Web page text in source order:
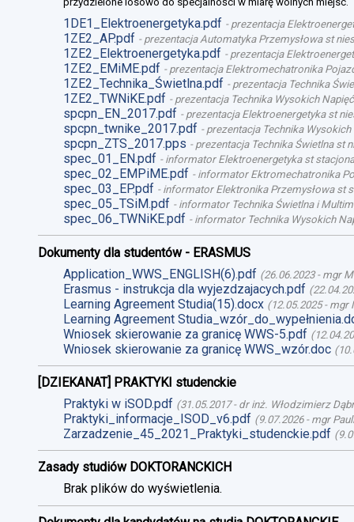
1DE1_Elektroenergetyka.pdf - prezentacja
1ZE2_AP.pdf - prezentacja Automatyka Przemysłowa st
1ZE2_Elektroenergetyka.pdf - prezentacja
1ZE2_EMiME.pdf - prezentacja Elektromechatronika
1ZE2_Technika_Świetlna.pdf - prezentacja Technika
1ZE2_TWNiKE.pdf - prezentacja Technika Wysokich
spcpn_EN_2017.pdf - prezentacja Elektroenergetyka st
spcpn_twnike_2017.pdf - prezentacja Technika
spcpn_ZTS_2017.pps - prezentacja Technika Świetlna st
spec_01_EN.pdf - informator Elektroenergetyka st
spec_02_EMPiME.pdf - informator Ektromechatronika
spec_03_EP.pdf - informator Elektronika Przemysłowa st
spec_05_TSiM.pdf - informator Technika Świetlna i
spec_06_TWNiKE.pdf - informator Technika Wysokich
Dokumenty dla studentów - ERASMUS
Application_WWS_ENGLISH(6).pdf (26.06.2023- mgr
Erasmus - instrukcja dla wyjezdzajacych.pdf (
Learning Agreement Studia(15).docx (12.05.2025- mgr
Learning Agreement
Wniosek skierowanie za granicę WWS-5.pdf (
Wniosek skierowanie za granicę WWS_wzór.doc (
[DZIEKANAT] PRAKTYKI studenckie
Praktyki w iSOD.pdf (31.05.2017- dr inż. Włodzimierz
Praktyki_informacje_ISOD_v6.pdf (9.07.2026- mgr
Zarzadzenie_45_2021_Praktyki_studenckie.pdf (
Zasady studiów DOKTORANCKICH
Brak plików do wyświetlenia.